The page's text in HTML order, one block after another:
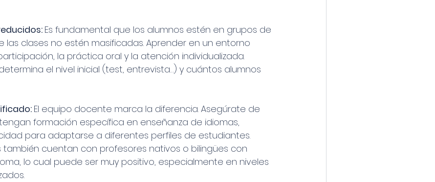
Es fundamental que los alumnos estén en grupos de
las clases no estén masificadas. Aprender en un entorno
la práctica oral y la atención individualizada.
el nivel inicial (test, entrevista…) y cuántos alumnos
El equipo docente marca la diferencia. Asegúrate de
formación específica en enseñanza de idiomas,
para adaptarse a diferentes perfiles de estudiantes.
también cuentan con profesores nativos o bilingües con
lo cual puede ser muy positivo, especialmente en niveles